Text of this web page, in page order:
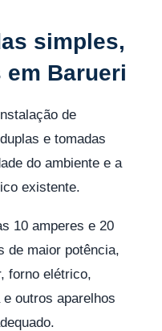
simples,
Barueri
de
e tomadas
do ambiente e a
existente.
10 amperes e 20
de maior potência,
forno elétrico,
outros aparelhos